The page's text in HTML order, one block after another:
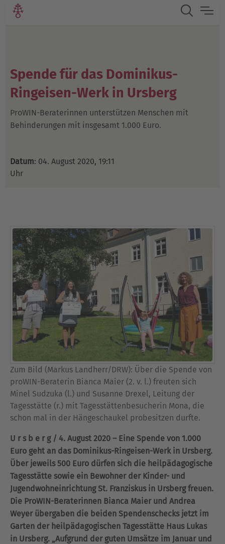
Spende für das Dominikus-
Ringeisen-Werk in Ursberg
ProWIN-Beraterinnen unterstützen Menschen mit
Behinderungen mit insgesamt 1.000 Euro.
Datum: 04. August 2020, 19:11
Uhr
Zum Bild (Markus Landherr/DRW): Über die Spende von
proWIN-Beraterin Bianca Maier (2. v. l.) freuten sich
Minel Sudzuka (l.) und Susanne Drexel, Leitung der
Tagesstätte (r.) mit Tagesstättenbesucherin Mona, die
schon mal in der Hängeschaukel probesitzen durfte.
U r s b e r g / 4. August 2020 – Eine Spende von 1.000
Euro geht an das Dominikus-Ringeisen-Werk in Ursberg.
Über jeweils 500 Euro dürfen sich die heilpädagogische
Tagesstätte sowie ein Bewohner der Kinder- und
Jugendwohneinrichtung St. Franziskus in Ursberg freuen.
Die ProWIN-Beraterinnen Bianca Maier und Andrea
Weyer übergaben die beiden Spendenschecks jetzt im
Garten der heilpädagogischen Tagesstätte Haus Lukas
in Ursberg. „Aufgrund der guten Umsätze im Januar und